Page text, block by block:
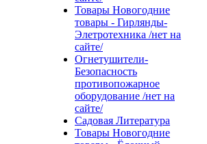
Товары Новогодние
товары - Гирлянды-
Элетротехника /нет на
сайте/
Огнетушители-
Безопасность
противопожарное
оборудование /нет на
сайте/
Садовая Литература
Товары Новогодние